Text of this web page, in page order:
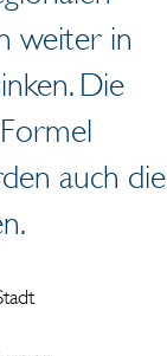
weiter in
Die
auch die